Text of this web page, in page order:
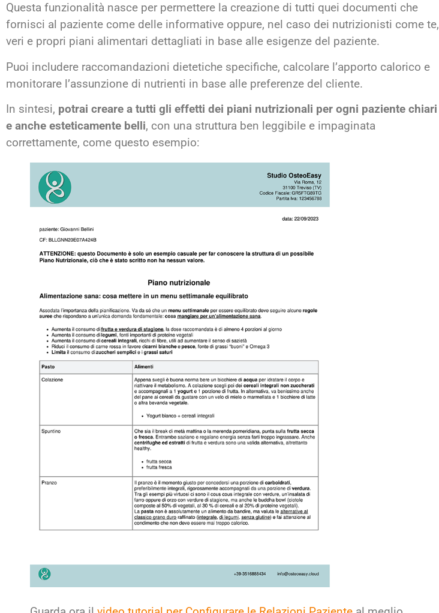
Questa funzionalità nasce per permettere la creazione di tutti quei documenti che
fornisci al paziente come delle informative oppure, nel caso dei nutrizionisti come te,
veri e propri piani alimentari dettagliati in base alle esigenze del paziente.
Puoi includere raccomandazioni dietetiche specifiche, calcolare l’apporto calorico e
monitorare l’assunzione di nutrienti in base alle preferenze del cliente.
In sintesi, potrai creare a tutti gli effetti dei piani nutrizionali per ogni paziente chiari
e anche esteticamente belli, con una struttura ben leggibile e impaginata
correttamente, come questo esempio: